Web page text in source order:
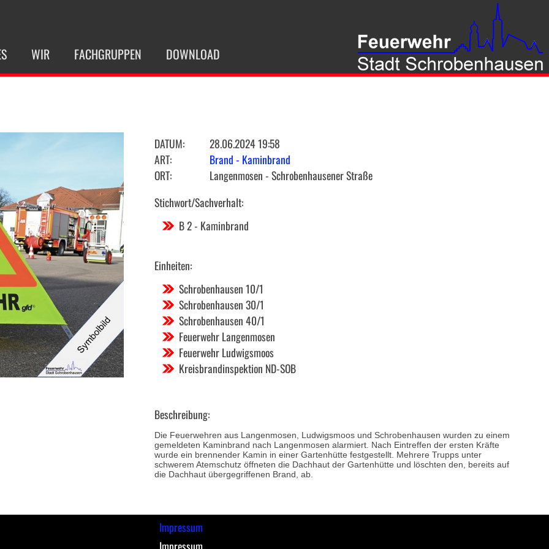
WIR FACHGRUPPEN DOWNLOAD
DATUM:
28.06.2024 19:58
ART:
Brand - Kaminbrand
ORT:
Langenmosen - Schrobenhausener Straße
Stichwort/Sachverhalt:
B 2 - Kaminbrand
Einheiten:
Schrobenhausen 10/1
Schrobenhausen 30/1
Schrobenhausen 40/1
Feuerwehr Langenmosen
Feuerwehr Ludwigsmoos
Kreisbrandinspektion ND-SOB
Beschreibung:
Die Feuerwehren aus Langenmosen, Ludwigsmoos und Schrobenhausen wurden zu einem
gemeldeten Kaminbrand nach Langenmosen alarmiert. Nach Eintreffen der ersten Kräfte
wurde ein brennender Kamin in einer Gartenhütte festgestellt. Mehrere Trupps unter
schwerem Atemschutz öffneten die Dachhaut der Gartenhütte und löschten den, bereits auf
die Dachhaut übergegriffenen Brand, ab.
Impressum